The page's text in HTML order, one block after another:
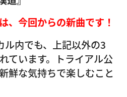
、今回からの新曲です！
ル内でも、上記以外の3
ています。トライアル公
鮮な気持ちで楽しむこと